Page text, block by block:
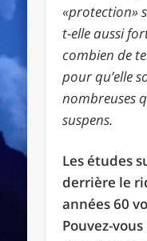
«protection»
t-elle aussi
combien de
pour qu’elle
nombreuses
suspens.
Les études
derrière le
années 60
Pouvez-